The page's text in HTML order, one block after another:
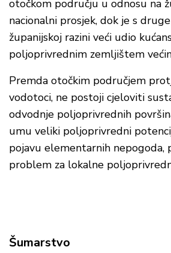
otočkom području u odnosu na
nacionalni prosjek, dok je s
županijskoj razini veći udio
poljoprivrednim zemljištem
Premda otočkim područjem
vodotoci, ne postoji cjeloviti
odvodnje poljoprivrednih
umu veliki poljoprivredni
pojavu elementarnih nepogoda,
problem za lokalne
Šumarstvo